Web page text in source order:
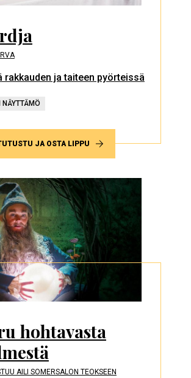
rakkauden ja taiteen pyörteissä
NÄYTTÄMÖ
JA OSTA LIPPU
hohtavasta
AILI SOMERSALON TEOKSEEN